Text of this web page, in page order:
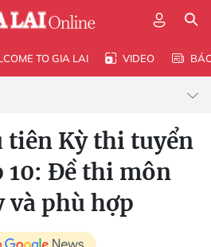
TO GIA LAI VIDEO
tiên Kỳ thi tuyển
10: Đề thi môn
và phù hợp